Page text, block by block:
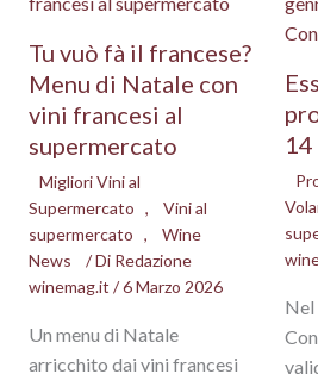
Tu vuò fà il francese?
Menu di Natale con
vini francesi al
supermercato
Migliori Vini al
Supermercato
,
Vini al
supermercato
,
Wine
News
/ Di Redazione
winemag.it/6 Marzo 2026
Un menu di Natale
arricchito dai vini francesi
Nel